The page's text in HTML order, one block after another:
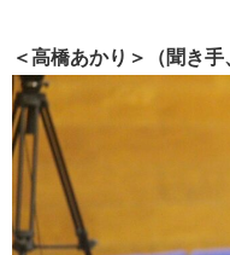
＜高橋あかり＞（聞き手